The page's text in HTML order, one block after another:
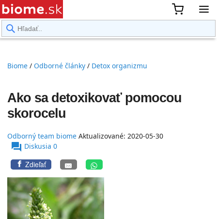
Biome / Odborné články / Detox organizmu
Ako sa detoxikovať pomocou
skorocelu
Odborný team biome Aktualizované: 2020-05-30
forum Diskusia 0
Zdieľať